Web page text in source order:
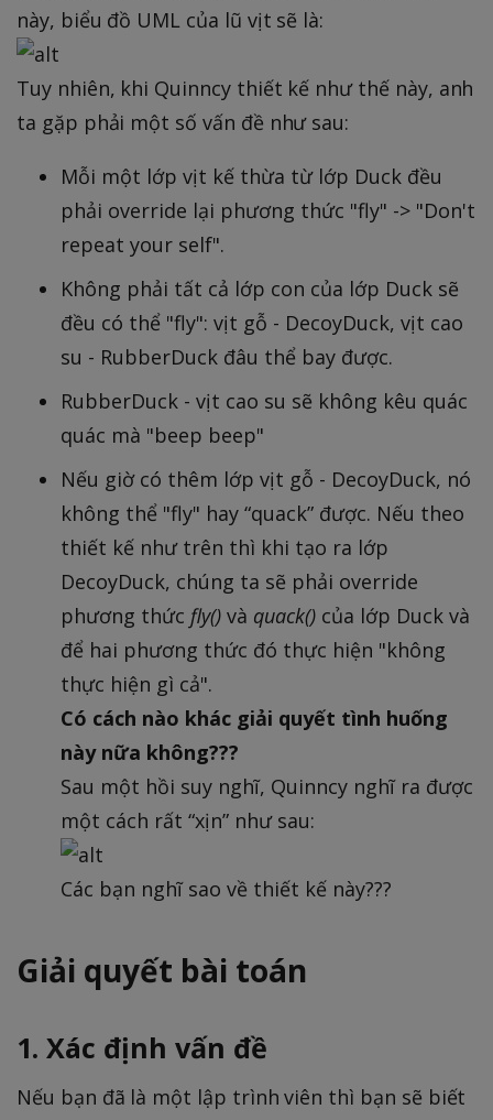
này, biểu đồ UML của lũ vịt sẽ là:
Tuy nhiên, khi Quinncy thiết kế như thế này, anh
ta gặp phải một số vấn đề như sau:
Mỗi một lớp vịt kế thừa từ lớp Duck đều
phải override lại phương thức "fly" -> "Don't
repeat your self".
Không phải tất cả lớp con của lớp Duck sẽ
đều có thể "fly": vịt gỗ - DecoyDuck, vịt cao
su - RubberDuck đâu thể bay được.
RubberDuck - vịt cao su sẽ không kêu quác
quác mà "beep beep"
Nếu giờ có thêm lớp vịt gỗ - DecoyDuck, nó
không thể "fly" hay “quack” được. Nếu theo
thiết kế như trên thì khi tạo ra lớp
DecoyDuck, chúng ta sẽ phải override
phương thức fly() và quack() của lớp Duck và
để hai phương thức đó thực hiện "không
thực hiện gì cả".
Có cách nào khác giải quyết tình huống
này nữa không???
Sau một hồi suy nghĩ, Quinncy nghĩ ra được
một cách rất “xịn” như sau:
Các bạn nghĩ sao về thiết kế này???
Giải quyết bài toán
1. Xác định vấn đề
Nếu bạn đã là một lập trình viên thì bạn sẽ biết